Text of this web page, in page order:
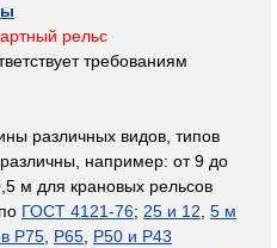
рельс
требованиям
различных видов, типов
например: от 9 до
м для крановых рельсов
ГОСТ 4121-76; 25 и 12 5 м
Р75 Р65 Р50 и Р43